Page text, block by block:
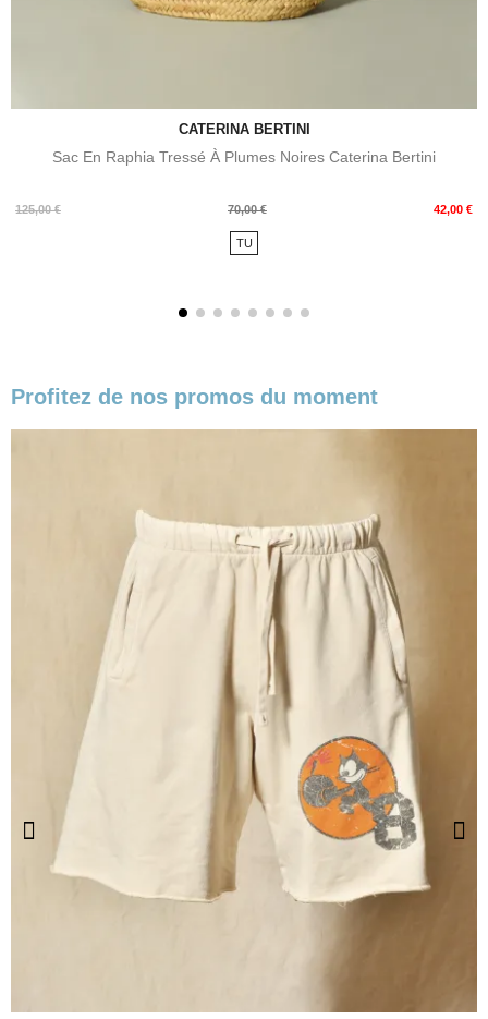
CATERINA BERTINI
Sac En Raphia Tressé À Plumes Noires Caterina Bertini
125,00 €
Prix
70,00 € 42,00 €
Prix
TU
Profitez de nos promos du moment